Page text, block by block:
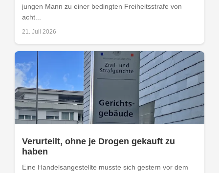
jungen Mann zu einer bedingten Freiheitsstrafe von
acht...
21. Juli 2026
Verurteilt, ohne je Drogen gekauft zu
haben
Eine Handelsangestellte musste sich gestern vor dem